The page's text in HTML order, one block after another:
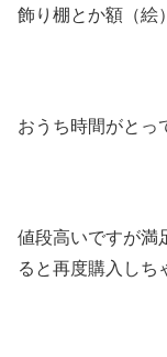
飾り棚とか額（絵
おうち時間がとっ
値段高いですが満
ると再度購入しち